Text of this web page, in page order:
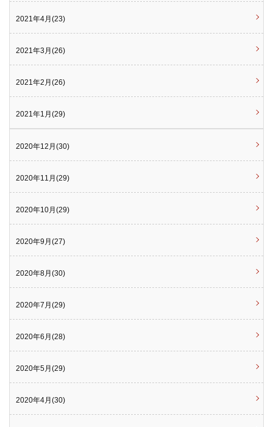
2021年4月(23)
2021年3月(26)
2021年2月(26)
2021年1月(29)
2020年12月(30)
2020年11月(29)
2020年10月(29)
2020年9月(27)
2020年8月(30)
2020年7月(29)
2020年6月(28)
2020年5月(29)
2020年4月(30)